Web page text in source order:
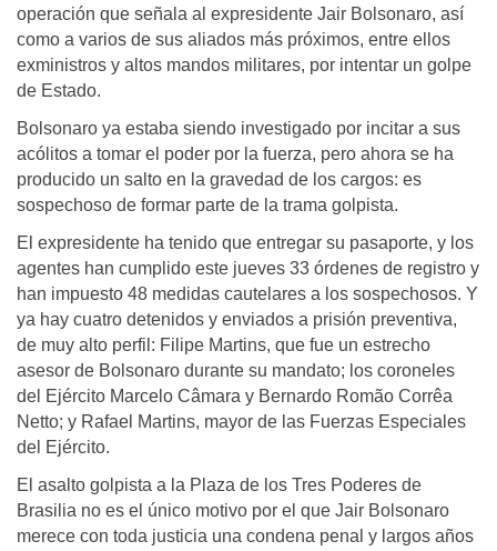
operación que señala al expresidente Jair Bolsonaro, así
como a varios de sus aliados más próximos, entre ellos
exministros y altos mandos militares, por intentar un golpe
de Estado.
Bolsonaro ya estaba siendo investigado por incitar a sus
acólitos a tomar el poder por la fuerza, pero ahora se ha
producido un salto en la gravedad de los cargos: es
sospechoso de formar parte de la trama golpista.
El expresidente ha tenido que entregar su pasaporte, y los
agentes han cumplido este jueves 33 órdenes de registro y
han impuesto 48 medidas cautelares a los sospechosos. Y
ya hay cuatro detenidos y enviados a prisión preventiva,
de muy alto perfil: Filipe Martins, que fue un estrecho
asesor de Bolsonaro durante su mandato; los coroneles
del Ejército Marcelo Câmara y Bernardo Romão Corrêa
Netto; y Rafael Martins, mayor de las Fuerzas Especiales
del Ejército.
El asalto golpista a la Plaza de los Tres Poderes de
Brasilia no es el único motivo por el que Jair Bolsonaro
merece con toda justicia una condena penal y largos años